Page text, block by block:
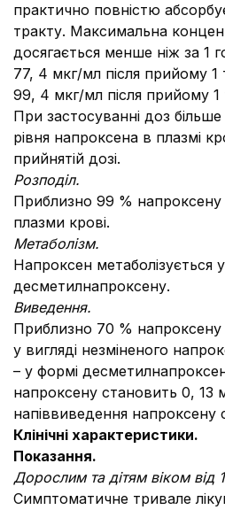
практично повністю
тракту. Максимальна
досягається менше ніж за 1
77, 4 мкг/мл після прийому 1
99, 4 мкг/мл після прийому 1
При застосуванні доз
рівня напроксена в плазмі
прийнятій дозі.
Розподіл.
Приблизно 99 % напроксену
плазми крові.
Метаболізм.
Напроксен метаболізується
десметилнапроксену.
Виведення.
Приблизно 70 % напроксену
у вигляді незміненого
– у формі
напроксену становить 0, 13
напіввиведення напроксену
Клінічні характеристики.
Показання.
Дорослим та дітям віком від
Симптоматичне тривале